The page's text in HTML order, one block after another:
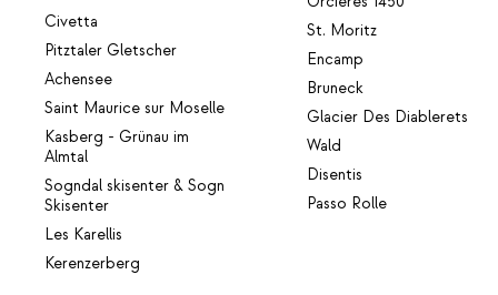
Civetta
Pitztaler Gletscher
Achensee
Saint Maurice sur Moselle
Kasberg - Grünau im
Almtal
Sogndal skisenter & Sogn
Skisenter
Les Karellis
Kerenzerberg
St. Moritz
Encamp
Bruneck
Glacier Des Diablerets
Wald
Disentis
Passo Rolle